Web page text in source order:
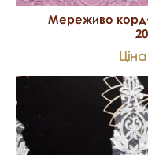
Мереживо